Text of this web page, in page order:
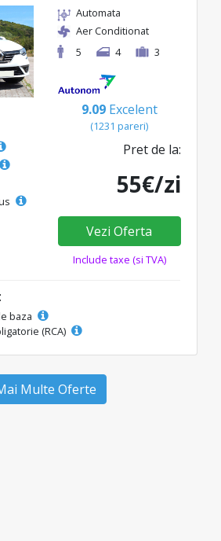
Automata
Aer Conditionat
5
4 3
9.09 Excelent
(1231 pareri)
Pret de la:
55€/zi
Vezi Oferta
Include taxe (si TVA)
baza
(RCA)
Multe Oferte